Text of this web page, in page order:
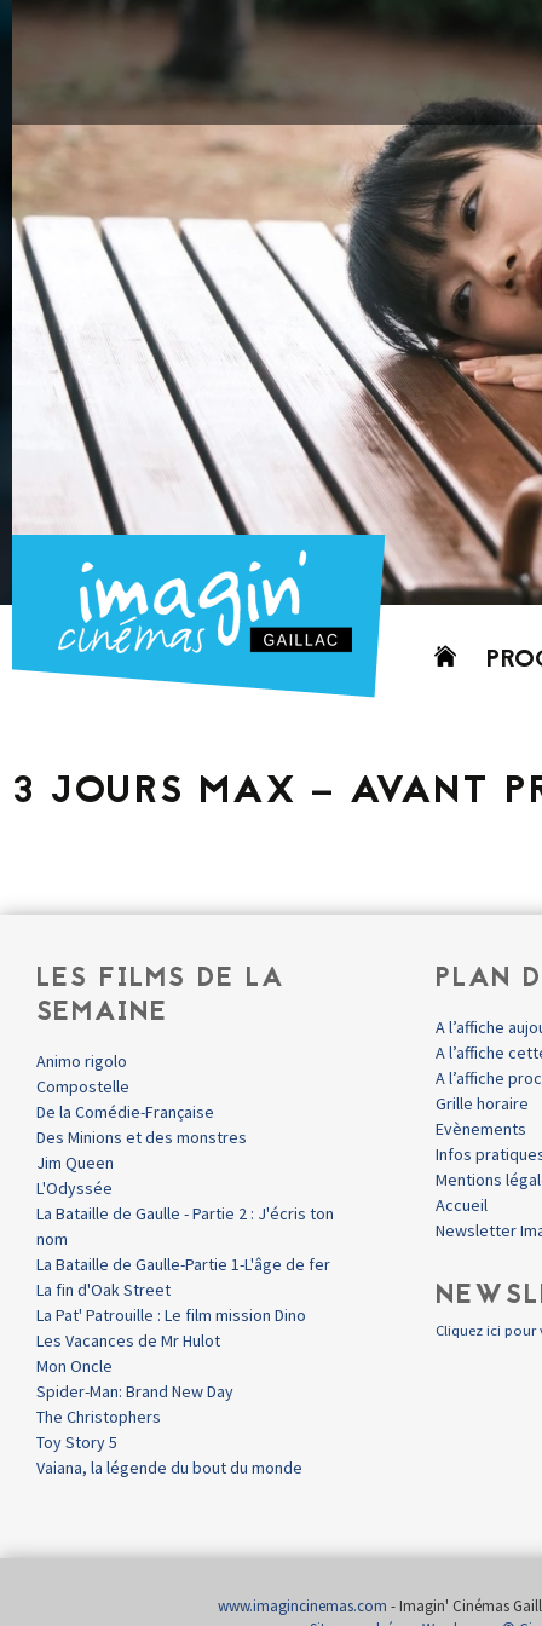
Aller
3 JOURS MAX – AVANT
LES FILMS DE LA
SEMAINE
Animo rigolo
Compostelle
De la Comédie-Française
Des Minions et des monstres
Jim Queen
L'Odyssée
La Bataille de Gaulle - Partie 2 : J'écris ton
nom
La Bataille de Gaulle-Partie 1-L'âge de fer
La fin d'Oak Street
La Pat' Patrouille : Le film mission Dino
Les Vacances de Mr Hulot
Mon Oncle
Spider-Man: Brand New Day
The Christophers
Toy Story 5
Vaiana, la légende du bout du monde
PLAN
A l’affiche
A l’affiche
A l’affiche
Grille horaire
Evènements
Infos
Mentions
Accueil
Newsletter
Cliquez ici pour
www.imagincinemas.com - Imagin' Cinémas